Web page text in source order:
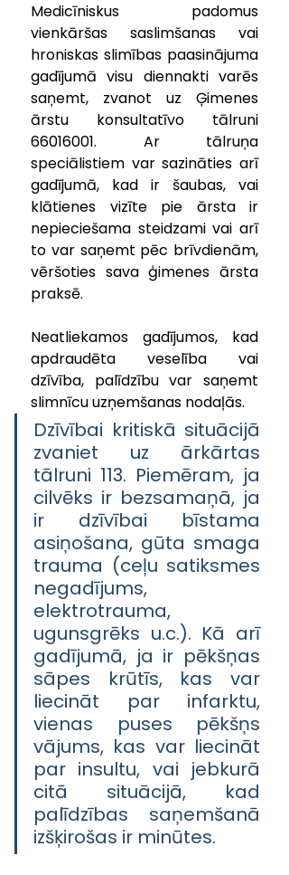
Medicīniskus padomus
vienkāršas saslimšanas vai
hroniskas slimības paasinājuma
gadījumā visu diennakti varēs
saņemt, zvanot uz Ģimenes
ārstu konsultatīvo tālruni
66016001. Ar tālruņa
speciālistiem var sazināties arī
gadījumā, kad ir šaubas, vai
klātienes vizīte pie ārsta ir
nepieciešama steidzami vai arī
to var saņemt pēc brīvdienām,
vēršoties sava ģimenes ārsta
praksē.
Neatliekamos gadījumos, kad
apdraudēta veselība vai
dzīvība, palīdzību var saņemt
slimnīcu uzņemšanas nodaļās.
Dzīvībai kritiskā situācijā
zvaniet uz ārkārtas
tālruni 113. Piemēram, ja
cilvēks ir bezsamaņā, ja
ir dzīvībai bīstama
asiņošana, gūta smaga
trauma (ceļu satiksmes
negadījums,
elektrotrauma,
ugunsgrēks u.c.). Kā arī
gadījumā, ja ir pēkšņas
sāpes krūtīs, kas var
liecināt par infarktu,
vienas puses pēkšņs
vājums, kas var liecināt
par insultu, vai jebkurā
citā situācijā, kad
palīdzības saņemšanā
izšķirošas ir minūtes.